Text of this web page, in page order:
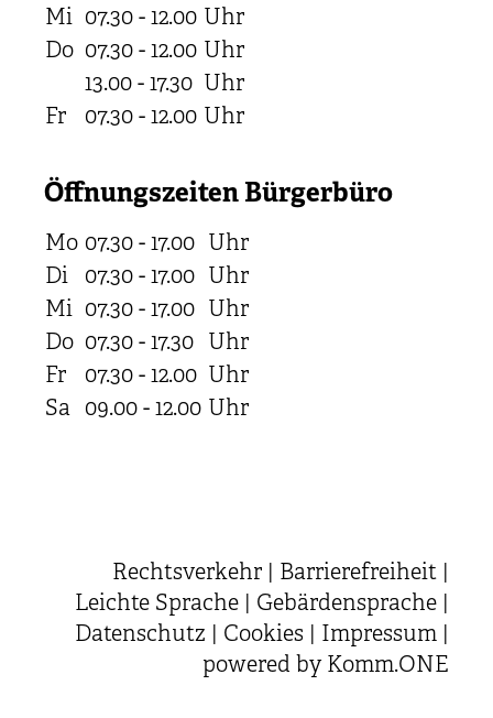
Mi 07.30 - 12.00 Uhr
Do 07.30 - 12.00 Uhr
13.00 - 17.30 Uhr
Fr
07.30 - 12.00 Uhr
Öffnungszeiten Bürgerbüro
Mo 07.30 - 17.00 Uhr
Di
07.30 - 17.00 Uhr
Mi 07.30 - 17.00 Uhr
Do 07.30 - 17.30 Uhr
Fr
07.30 - 12.00 Uhr
Sa 09.00 - 12.00 Uhr
Rechtsverkehr Barrierefreiheit
Leichte Sprache
Gebärdensprache
Datenschutz
Cookies Impressum
powered by Komm.ONE